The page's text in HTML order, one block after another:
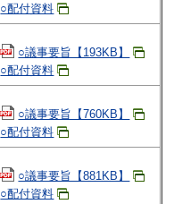
○配付資料
○議事要旨【193KB】
○配付資料
○議事要旨【760KB】
○配付資料
○議事要旨【881KB】
○配付資料